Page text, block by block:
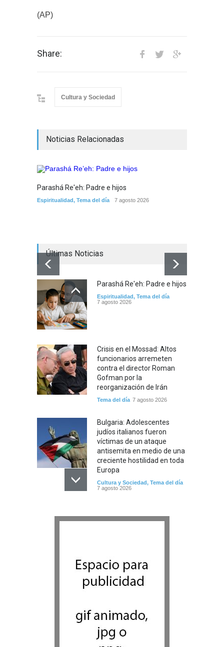
(AP)
Share:
Cultura y Sociedad
Noticias Relacionadas
Parashá Re'eh: Padre e hijos
Espiritualidad, Tema del día 7 agosto 2026
Últimas Noticias
Parashá Re'eh: Padre e hijos
Espiritualidad, Tema del día
7 agosto 2026
Crisis en el Mossad: Altos
funcionarios arremeten
contra el director Roman
Gofman por la
reorganización de Irán
Tema del día 7 agosto 2026
Bulgaria: Adolescentes
judíos italianos fueron
víctimas de un ataque
antisemita en medio de una
creciente hostilidad en toda
Europa
Cultura y Sociedad, Tema del día
7 agosto 2026
Jenin después de que un
Alarma en Israel: Crece el
temor de que el apoyo
permanente
Israel y Medio Oriente
7 agosto 2026